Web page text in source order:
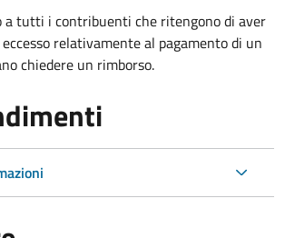
a tutti i contribuenti che ritengono di aver
relativamente al pagamento di un
chiedere un rimborso.